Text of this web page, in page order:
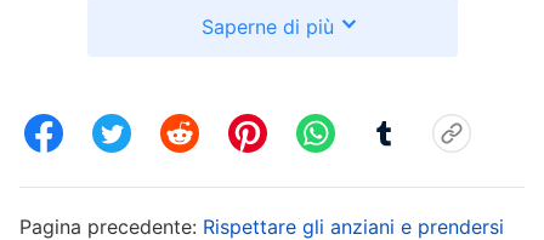
cercavo di fare il più possibile da sola. A volte,
c’erano problemi; se invece sembravano
scontenti o si lamentavano, esitavo ad
assegnare il lavoro a loro e semplicemente
Saperne di più
Pagina precedente: Rispettare gli anziani e prendersi